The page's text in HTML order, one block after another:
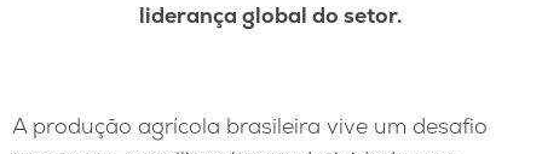
liderança global do setor.
A produção agrícola brasileira vive um desafio